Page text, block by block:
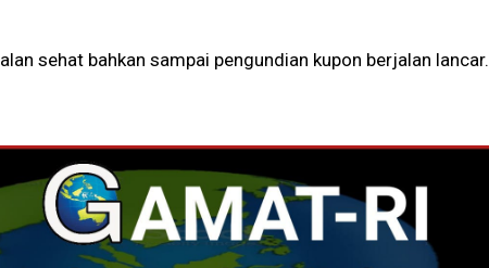
sehat bahkan sampai pengundian kupon berjalan lancar.